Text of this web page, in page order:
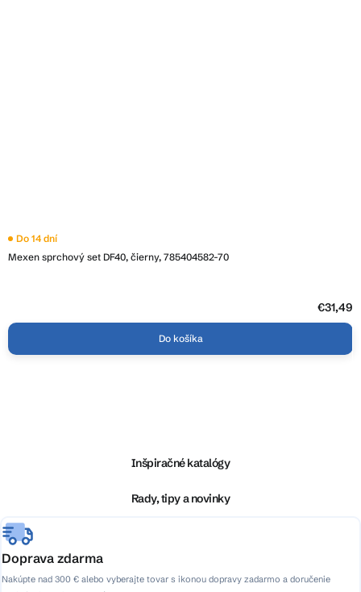
Mexen sprchový set DF40, čierny, 785404582-70
Do 14 dní
€31,49
Do košíka
e
Inšpiračné katalógy
Rady, tipy a novinky
Doprava zdarma
Nakúpte nad 300 € alebo vyberajte tovar s ikonou dopravy zadarmo a doručenie